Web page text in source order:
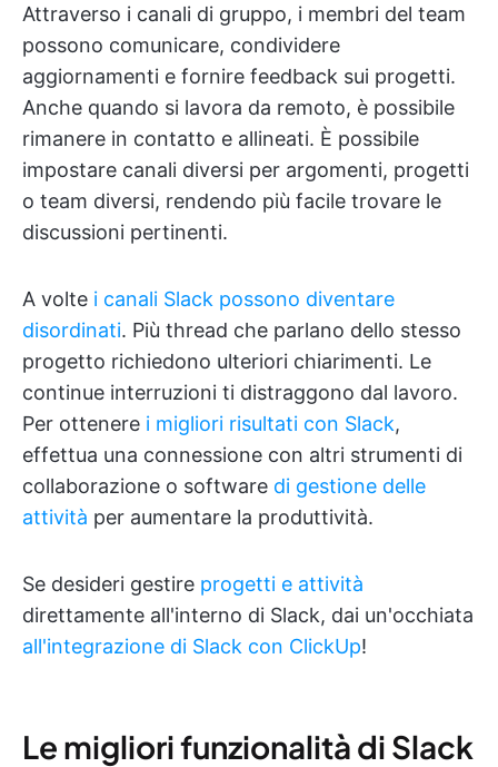
Attraverso i canali di gruppo, i membri del team
possono comunicare, condividere
aggiornamenti e fornire feedback sui progetti.
Anche quando si lavora da remoto, è possibile
rimanere in contatto e allineati. È possibile
impostare canali diversi per argomenti, progetti
o team diversi, rendendo più facile trovare le
discussioni pertinenti.
A volte i canali Slack possono diventare
disordinati. Più thread che parlano dello stesso
progetto richiedono ulteriori chiarimenti. Le
continue interruzioni ti distraggono dal lavoro.
Per ottenere i migliori risultati con Slack,
effettua una connessione con altri strumenti di
collaborazione o software di gestione delle
attività per aumentare la produttività.
Se desideri gestire progetti e attività
direttamente all'interno di Slack, dai un'occhiata
all'integrazione di Slack con ClickUp!
Le migliori funzionalità di Slack